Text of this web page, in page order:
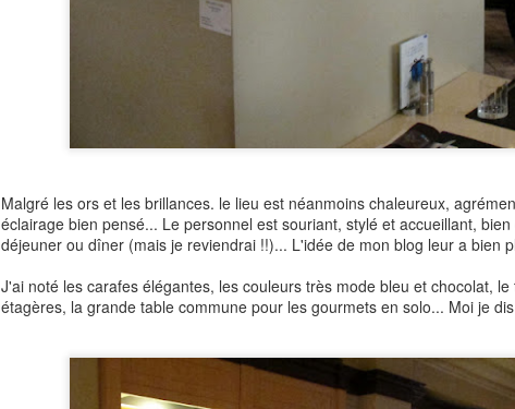
Malgré les ors et les brillances. le lieu est néanmoins chaleureux,
éclairage bien pensé... Le personnel est souriant, stylé et accueillant,
déjeuner ou dîner (mais je reviendrai !!)... L'idée de mon blog leur a bien
J'ai noté les carafes élégantes, les couleurs très mode bleu et chocolat,
étagères, la grande table commune pour les gourmets en solo... Moi je